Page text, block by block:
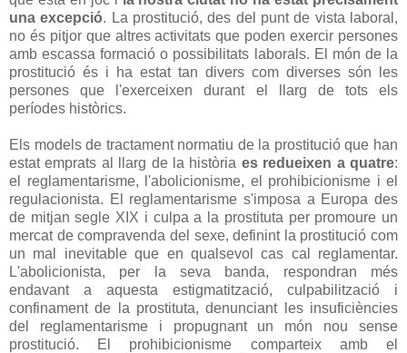
una excepció. La prostitució, des del punt de vista laboral,
no és pitjor que altres activitats que poden exercir persones
amb escassa formació o possibilitats laborals. El món de la
prostitució és i ha estat tan divers com diverses són les
persones que l'exerceixen durant el llarg de tots els
períodes històrics.
Els models de tractament normatiu de la prostitució que han
estat emprats al llarg de la història es redueixen a quatre:
el reglamentarisme, l'abolicionisme, el prohibicionisme i el
regulacionista. El reglamentarisme s'imposa a Europa des
de mitjan segle XIX i culpa a la prostituta per promoure un
mercat de compravenda del sexe, definint la prostitució com
un mal inevitable que en qualsevol cas cal reglamentar.
L'abolicionista, per la seva banda, respondran més
endavant a aquesta estigmatització, culpabilització i
confinament de la prostituta, denunciant les insuficiències
del reglamentarisme i propugnant un món nou sense
prostitució. El prohibicionisme comparteix amb el